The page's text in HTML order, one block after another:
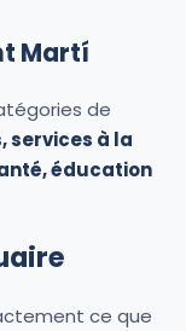
Martí
de
services à la
éducation
ce que